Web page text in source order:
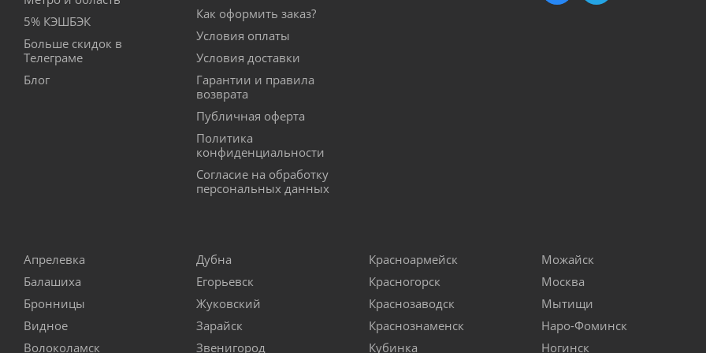
5% КЭШБЭК
Больше скидок в
Телеграме
Блог
Как оформить заказ?
Условия оплаты
Условия доставки
Гарантии и правила
возврата
Публичная оферта
Политика
конфиденциальности
Согласие на обработку
персональных данных
Апрелевка
Балашиха
Бронницы
Видное
Волоколамск
Дубна
Егорьевск
Жуковский
Зарайск
Звенигород
Красноармейск
Красногорск
Краснозаводск
Краснознаменск
Кубинка
Можайск
Москва
Мытищи
Наро-Фоминск
Ногинск